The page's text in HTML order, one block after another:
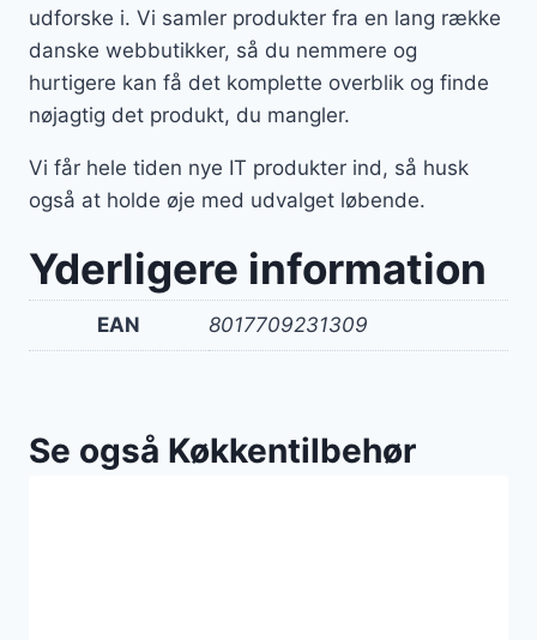
udforske i. Vi samler produkter fra en lang række
danske webbutikker, så du nemmere og
hurtigere kan få det komplette overblik og finde
nøjagtig det produkt, du mangler.
Vi får hele tiden nye IT produkter ind, så husk
også at holde øje med udvalget løbende.
Yderligere information
EAN 8017709231309
Se også Køkkentilbehør